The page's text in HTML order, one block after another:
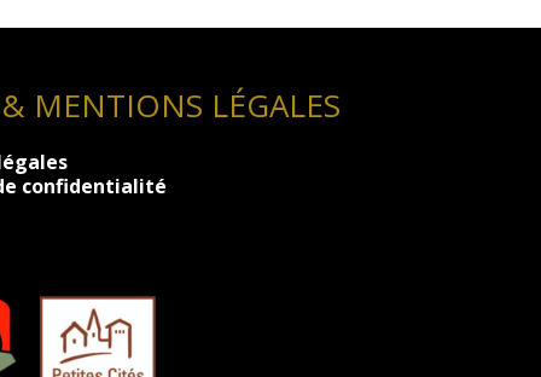
MENTIONS LÉGALES
confidentialité